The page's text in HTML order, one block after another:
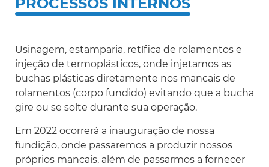
Usinagem, estamparia, retífica de rolamentos e
injeção de termoplásticos, onde injetamos as
buchas plásticas diretamente nos mancais de
rolamentos (corpo fundido) evitando que a bucha
gire ou se solte durante sua operação.
Em 2022 ocorrerá a inauguração de nossa
fundição, onde passaremos a produzir nossos
próprios mancais, além de passarmos a fornecer